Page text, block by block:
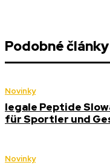
Podobné články
Novinky
legale Peptide
für Sportler und
Novinky